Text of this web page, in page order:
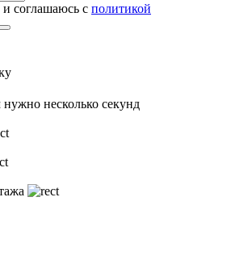
соглашаюсь с политикой
несколько секунд